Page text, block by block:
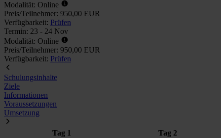
Modalität: Online
Preis/Teilnehmer: 950,00 EUR
Verfügbarkeit: Prüfen
Termin: 23 - 24 Nov
Modalität: Online
Preis/Teilnehmer: 950,00 EUR
Verfügbarkeit: Prüfen
Schulungsinhalte
Ziele
Informationen
Voraussetzungen
Umsetzung
Tag 1 Tag 2